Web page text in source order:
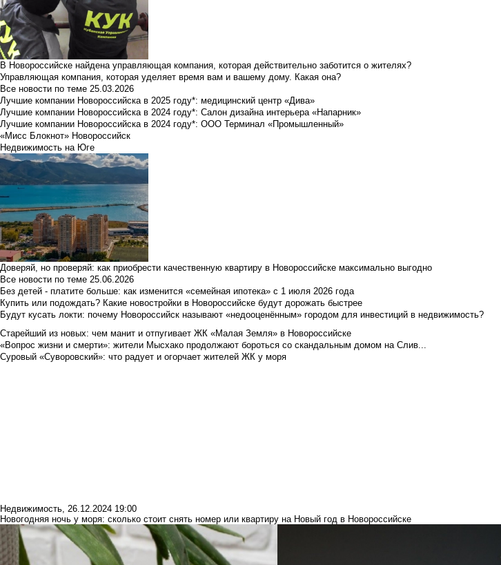
В Новороссийске найдена управляющая компания, которая действительно заботится о жителях?
Управляющая компания, которая уделяет время вам и вашему дому. Какая она?
Все новости по теме 25.03.2026
Лучшие компании Новороссийска в 2025 году*: медицинский центр «Дива»
Лучшие компании Новороссийска в 2024 году*: Салон дизайна интерьера «Напарник»
Лучшие компании Новороссийска в 2024 году*: ООО Терминал «Промышленный»
«Мисс Блокнот» Новороссийск
Недвижимость на Юге
Доверяй, но проверяй: как приобрести качественную квартиру в Новороссийске максимально выгодно
Все новости по теме 25.06.2026
Без детей - платите больше: как изменится «семейная ипотека» с 1 июля 2026 года
Купить или подождать? Какие новостройки в Новороссийске будут дорожать быстрее
Будут кусать локти: почему Новороссийск называют «недооценённым» городом для инвестиций в недвижимость?
Старейший из новых: чем манит и отпугивает ЖК «Малая Земля» в Новороссийске
«Вопрос жизни и смерти»: жители Мысхако продолжают бороться со скандальным домом на Слив...
Суровый «Суворовский»: что радует и огорчает жителей ЖК у моря
Недвижимость, 26.12.2024 19:00
Новогодняя ночь у моря: сколько стоит снять номер или квартиру на Новый год в Новороссийске